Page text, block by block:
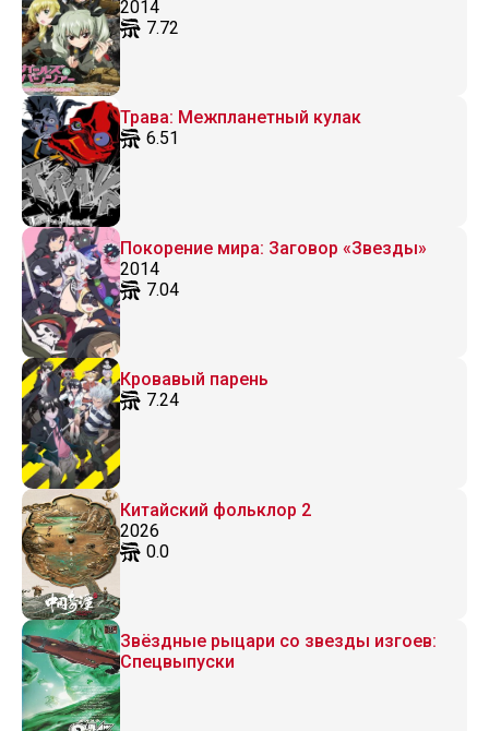
2014
7.72
Трава: Межпланетный кулак
6.51
Покорение мира: Заговор «Звезды»
2014
7.04
Кровавый парень
7.24
Китайский фольклор 2
2026
0.0
Звёздные рыцари со звезды изгоев:
Спецвыпуски